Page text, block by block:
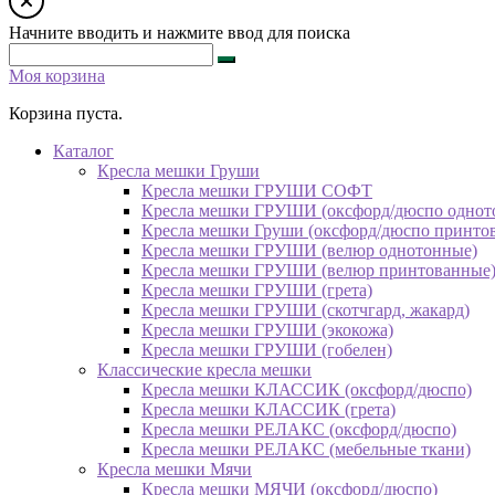
Начните вводить и нажмите ввод для поиска
Моя корзина
Корзина пуста.
Каталог
Кресла мешки Груши
Кресла мешки ГРУШИ СОФТ
Кресла мешки ГРУШИ (оксфорд/дюспо
Кресла мешки Груши (оксфорд/дюспо
Кресла мешки ГРУШИ (велюр однотонные)
Кресла мешки ГРУШИ (велюр принтованные)
Кресла мешки ГРУШИ (грета)
Кресла мешки ГРУШИ (скотчгард, жакард)
Кресла мешки ГРУШИ (экокожа)
Кресла мешки ГРУШИ (гобелен)
Классические кресла мешки
Кресла мешки КЛАССИК (оксфорд/дюспо)
Кресла мешки КЛАССИК (грета)
Креслa мешки РЕЛАКС (оксфорд/дюспо)
Креслa мешки РЕЛАКС (мебельные ткани)
Кресла мешки Мячи
Кресла мешки МЯЧИ (оксфорд/дюспо)